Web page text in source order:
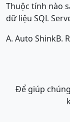
Thuộc tính nào
dữ liệu SQL
A. Auto ShinkB.
Để giúp